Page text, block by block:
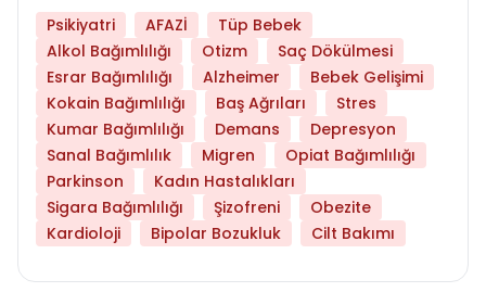
Psikiyatri AFAZİ
Tüp Bebek
Alkol Bağımlılığı
Otizm
Saç Dökülmesi
Esrar Bağımlılığı
Alzheimer
Bebek Gelişimi
Kokain Bağımlılığı
Baş Ağrıları
Stres
Kumar Bağımlılığı
Demans
Depresyon
Sanal Bağımlılık
Migren
Opiat Bağımlılığı
Parkinson
Kadın Hastalıkları
Sigara Bağımlılığı
Şizofreni
Obezite
Kardioloji
Bipolar Bozukluk Cilt Bakımı